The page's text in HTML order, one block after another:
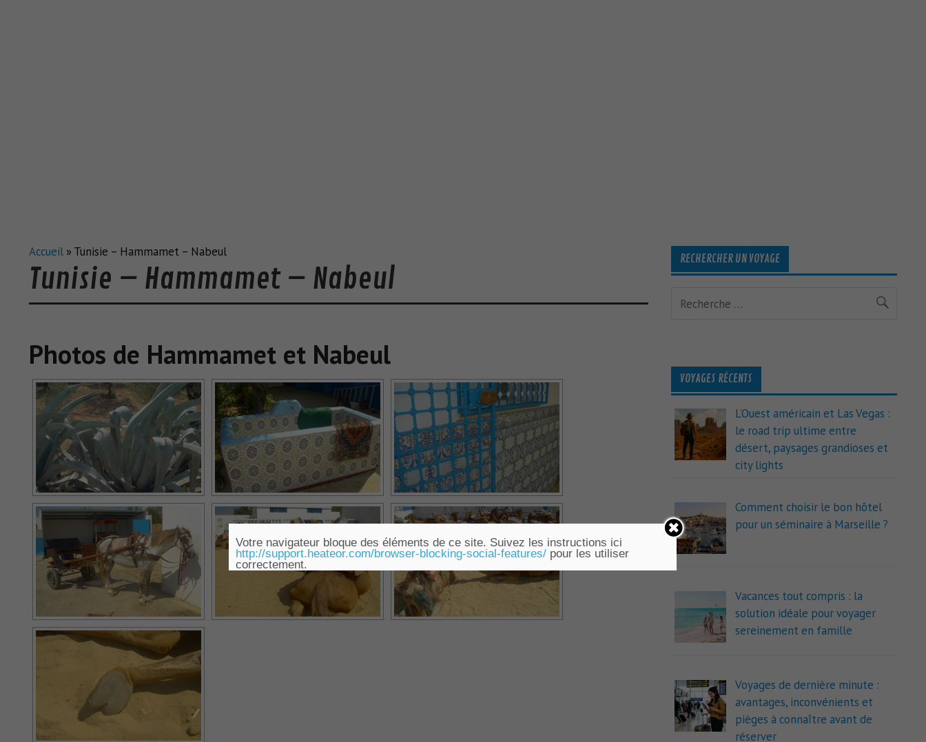
Accueil » Tunisie – Hammamet – Nabeul
Tunisie – Hammamet – Nabeul
Photos de Hammamet et Nabeul
RECHERCHER UN VOYAGE
VOYAGES RÉCENTS
L’Ouest américain et Las Vegas :
le road trip ultime entre
désert, paysages grandioses et
city lights
Comment choisir le bon hôtel
pour un séminaire à Marseille ?
Vacances tout compris : la
solution idéale pour voyager
sereinement en famille
Voyages de dernière minute :
avantages, inconvénients et
pièges à connaître avant de
réserver
Votre navigateur bloque des éléments de ce site. Suivez les instructions ici
http://support.heateor.com/browser-blocking-social-features/pour les utiliser
correctement.